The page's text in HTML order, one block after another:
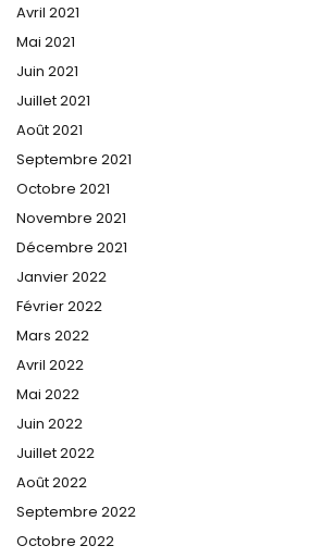
Avril 2021
Mai 2021
Juin 2021
Juillet 2021
Août 2021
Septembre 2021
Octobre 2021
Novembre 2021
Décembre 2021
Janvier 2022
Février 2022
Mars 2022
Avril 2022
Mai 2022
Juin 2022
Juillet 2022
Août 2022
Septembre 2022
Octobre 2022